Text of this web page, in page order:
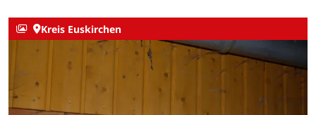
Kreis Euskirchen